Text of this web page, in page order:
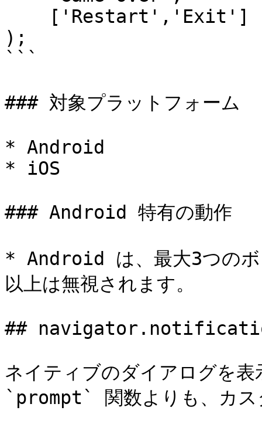
);
```
### 対象プラットフォーム
* Android
* iOS
### Android 特有の動作
* Android は、最大3つのボ
以上は無視されます。
##
ネイティブのダイアログを
`prompt` 関数よりも、カ